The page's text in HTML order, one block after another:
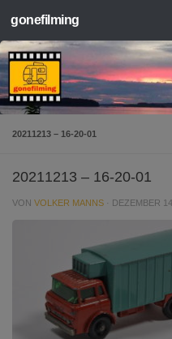
Zum Inhalt springen
gonefilming
20211213 – 16-20-01
20211213 – 16-20-01
VON VOLKER MANNS · DEZEMBER